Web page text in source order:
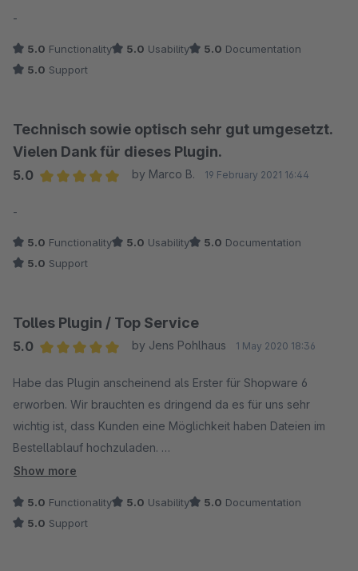
-
5.0 Functionality 5.0 Usability 5.0 Documentation
5.0 Support
Technisch sowie optisch sehr gut umgesetzt.
Vielen Dank für dieses Plugin.
5.0
by Marco B. 19 February 2021 16:44
-
5.0 Functionality 5.0 Usability 5.0 Documentation
5.0 Support
Tolles Plugin / Top Service
5.0
by Jens Pohlhaus 1 May 2020 18:36
Habe das Plugin anscheinend als Erster für Shopware 6
erworben. Wir brauchten es dringend da es für uns sehr
wichtig ist, dass Kunden eine Möglichkeit haben Dateien im
Bestellablauf hochzuladen.
In der ersten Version gab es Probleme im Zusammenspiel mit
da für uns zeitlich sehr dringend, behoben. Jetzt funktioniert
es einwandfrei. Vielen dank dafür.
Show more
5.0 Functionality 5.0 Usability 5.0 Documentation
5.0 Support